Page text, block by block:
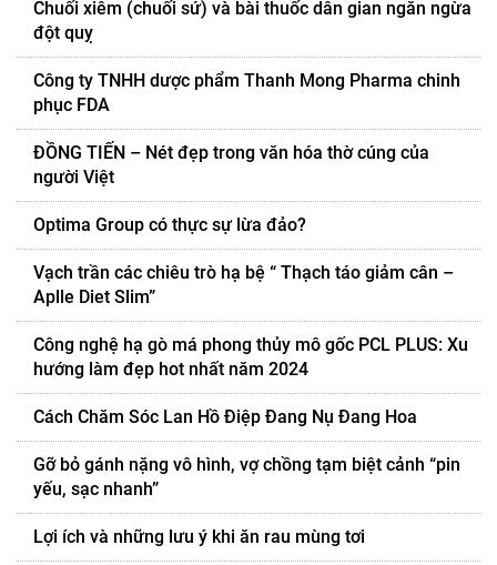
Chuối xiêm (chuối sứ) và bài thuốc dân gian ngăn ngừa
đột quỵ
Công ty TNHH dược phẩm Thanh Mong Pharma chinh
phục FDA
ĐỒNG TIẾN – Nét đẹp trong văn hóa thờ cúng của
người Việt
Optima Group có thực sự lừa đảo?
Vạch trần các chiêu trò hạ bệ “ Thạch táo giảm cân –
Aplle Diet Slim”
Công nghệ hạ gò má phong thủy mô gốc PCL PLUS: Xu
hướng làm đẹp hot nhất năm 2024
Cách Chăm Sóc Lan Hồ Điệp Đang Nụ Đang Hoa
Gỡ bỏ gánh nặng vô hình, vợ chồng tạm biệt cảnh “pin
yếu, sạc nhanh”
Lợi ích và những lưu ý khi ăn rau mùng tơi